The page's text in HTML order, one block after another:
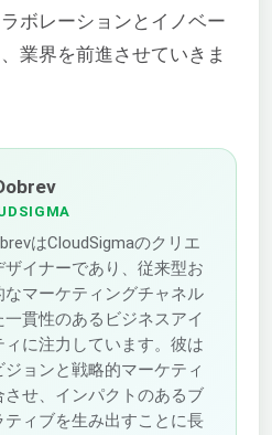
ボレーションとイノベー
業界を前進させていきま
はCloudSigmaのクリエ
ザイナーであり、従来型お
なマーケティングチャネル
一貫性のあるビジネスアイ
ィに注力しています。彼は
ョンと戦略的マーケティ
させ、インパクトのあるブ
ティブを生み出すことに長